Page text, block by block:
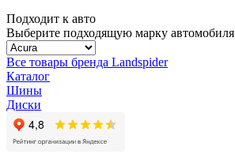
Подходит к авто
Выберите подходящую марку автомобиля
Все товары бренда Landspider
Каталог
Шины
Диски